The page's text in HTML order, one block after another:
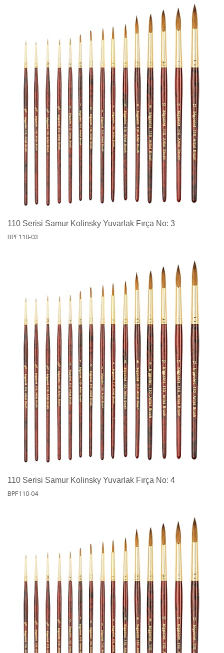
110 Serisi Samur Kolinsky Yuvarlak Fırça No: 3
BPF110-03
110 Serisi Samur Kolinsky Yuvarlak Fırça No: 4
BPF110-04